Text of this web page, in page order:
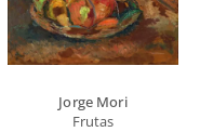
Jorge Mori
Frutas